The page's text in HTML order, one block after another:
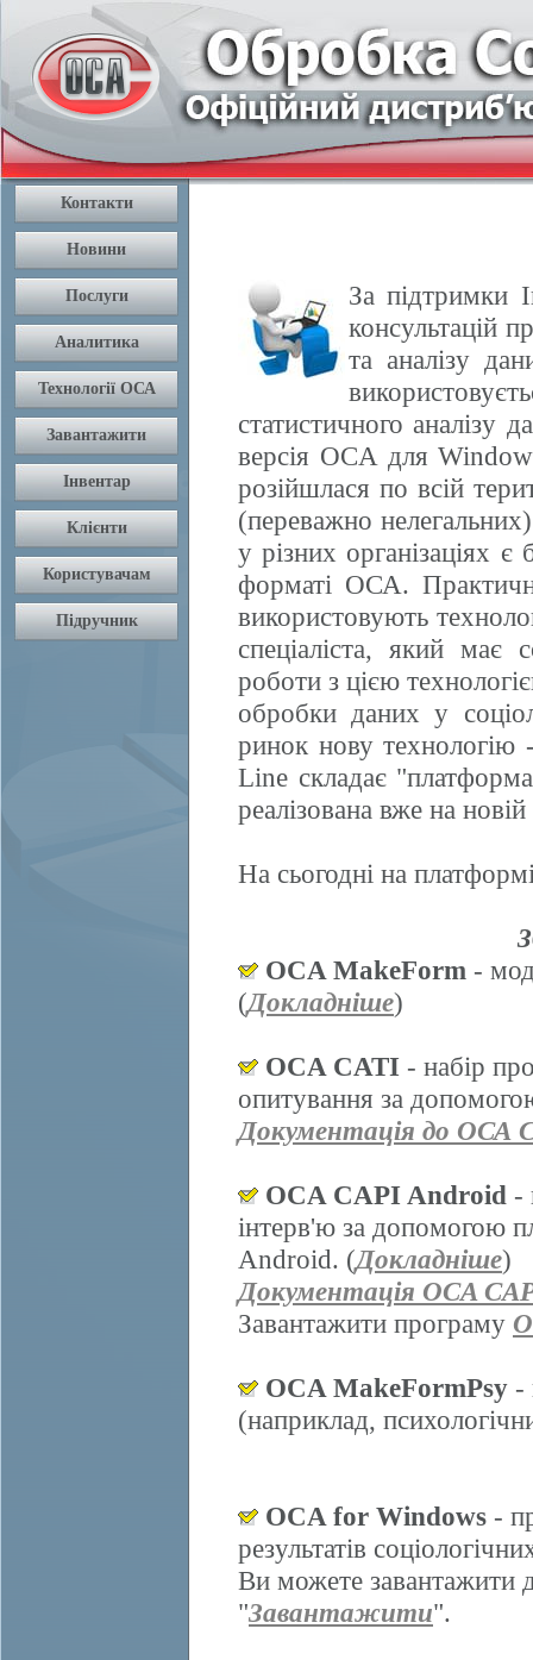
За підтримки
консультацій
та аналізу
статистичного
версія OCA для
розійшлася по всій
(переважно
у різних організаціях є
форматі ОСА.
використовують
спеціаліста, який має
роботи з цією
обробки даних у
ринок нову
Line складає
реалізована вже на
На сьогодні на
OCA MakeForm -
(Докладніше)
OCA CATI - набір
опитування за
Документація до ОСА
OCA CAPI Android -
інтерв'ю за допомогою
Android. (Докладніше)
Документація OCA
Завантажити програму
OCA MakeFormPsy -
(наприклад,
OCA for Windows -
результатів
Ви можете завантажити
"Завантажити".